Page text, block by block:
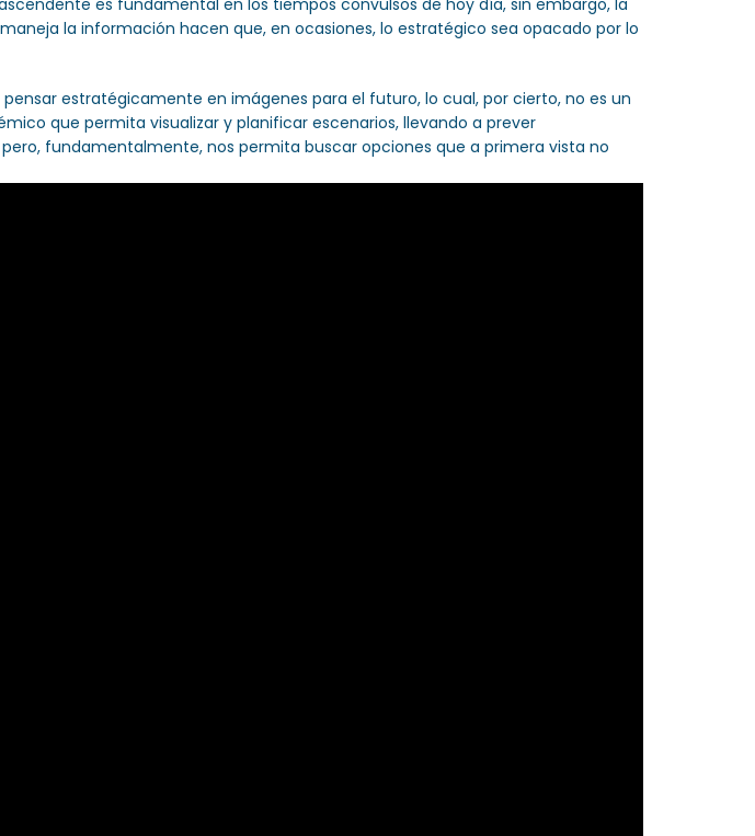
es fundamental en los tiempos convulsos de hoy día, sin embargo, la
la información hacen que, en ocasiones, lo estratégico sea opacado por lo
estratégicamente en imágenes para el futuro, lo cual, por cierto, no es un
que permita visualizar y planificar escenarios, llevando a prever
fundamentalmente, nos permita buscar opciones que a primera vista no